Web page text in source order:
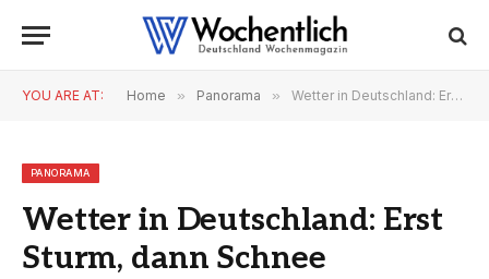
YOU ARE AT: Home » Panorama » Wetter in Deutschland: Erst Sturm, dann Schnee
PANORAMA
Wetter in Deutschland: Erst
Sturm, dann Schnee